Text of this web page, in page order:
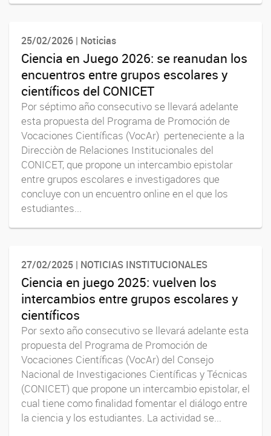
25/02/2026 | Noticias
Ciencia en Juego 2026: se reanudan los
encuentros entre grupos escolares y
científicos del CONICET
Por séptimo año consecutivo se llevará adelante
esta propuesta del Programa de Promoción de
Vocaciones Científicas (VocAr) perteneciente a la
Direcciòn de Relaciones Institucionales del
CONICET, que propone un intercambio epistolar
entre grupos escolares e investigadores que
concluye con un encuentro online en el que los
estudiantes...
27/02/2025 | NOTICIAS INSTITUCIONALES
Ciencia en juego 2025: vuelven los
intercambios entre grupos escolares y
científicos
Por sexto año consecutivo se llevará adelante esta
propuesta del Programa de Promoción de
Vocaciones Científicas (VocAr) del Consejo
Nacional de Investigaciones Científicas y Técnicas
(CONICET) que propone un intercambio epistolar, el
cual tiene como finalidad fomentar el diálogo entre
la ciencia y los estudiantes. La actividad se...